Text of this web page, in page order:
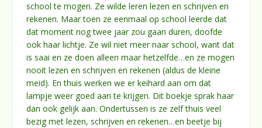
school te mogen. Ze wilde leren lezen en schrijven en
rekenen. Maar toen ze eenmaal op school leerde dat
dat moment nog twee jaar zou gaan duren, doofde
ook haar lichtje. Ze wil niet meer naar school, want dat
is saai en ze doen alleen maar hetzelfde…en ze mogen
nooit lezen en schrijven en rekenen (aldus de kleine
meid). En thuis werken we er keihard aan om dat
lampje weer goed aan te krijgen. Dit boekje sprak haar
dan ook gelijk aan. Ondertussen is ze zelf thuis veel
bezig met lezen, schrijven en rekenen…en beetje bij